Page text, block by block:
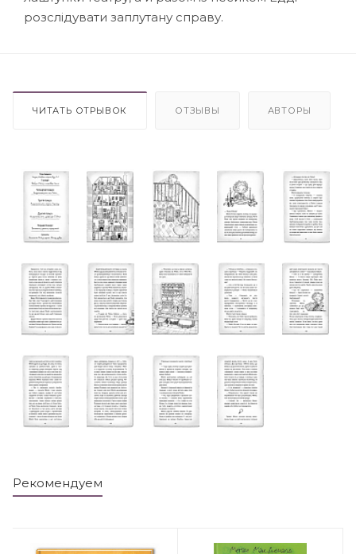
розслідувати заплутану справу.
ЧИТАТЬ ОТРЫВОК ОТЗЫВЫ АВТОРЫ
Рекомендуем